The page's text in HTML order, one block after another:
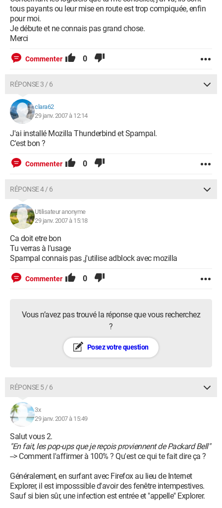
tous payants ou leur mise en route est trop compiquée, enfin
pour moi.
Je débute et ne connais pas grand chose.
Merci
Commenter 0
RÉPONSE 3 / 6
clara62
29 janv. 2007 à 12:14
J'ai installé Mozilla Thunderbind et Spampal.
C'est bon ?
Commenter 0
RÉPONSE 4 / 6
Utilisateur anonyme
29 janv. 2007 à 15:18
Ca doit etre bon
Tu verras à l'usage
Spampal connais pas ,j'utilise adblock avec mozilla
Commenter 0
Vous n’avez pas trouvé la réponse que vous recherchez
?
Posez votre question
RÉPONSE 5 / 6
3x
29 janv. 2007 à 15:49
Salut vous 2.
"En fait, les pop-ups que je reçois proviennent de Packard Bell"
--> Comment l'affirmer à 100% ? Qu'est ce qui te fait dire ça ?
Généralement, en surfant avec Firefox au lieu de Internet
Explorer, il est imposssible d'avoir des fenêtre intempestives.
Sauf si bien sûr, une infection est entrée et "appelle" Explorer.